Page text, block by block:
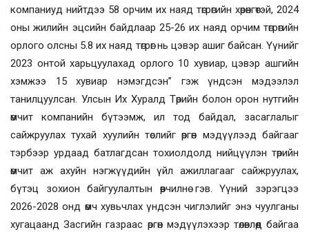
компаниуд нийтдээ 58 орчим их наяд төгрөгийн хөрөнгөтэй, 2024
оны жилийн эцсийн байдлаар 25-26 их наяд орчим төгрөгийн
орлого олсны 5.8 их наяд төгрөг нь цэвэр ашиг байсан. Үүнийг
2023 онтой харьцуулахад орлого 10 хувиар, цэвэр ашгийн
хэмжээ 15 хувиар нэмэгдсэн” гэж үндсэн мэдээлэл
танилцуулсан. Улсын Их Хуралд Төрийн болон орон нутгийн
өмчит компанийн бүтээмж, ил тод байдал, засаглалыг
сайжруулах тухай хуулийн төслийг өргөн мэдүүлээд байгааг
тэрбээр урдаад батлагдсан тохиолдолд нийцүүлэн төрийн
өмчит аж ахуйн нэгжүүдийн үйл ажиллагааг сайжруулах,
бүтэц зохион байгуулалтын өөрчилнө гэв. Үүний зэрэгцээ
2026-2028 онд өмч хувьчлах үндсэн чиглэлийг энэ чуулганы
хугацаанд Засгийн газраас өргөн мэдүүлэхээр төлөвлөөд байгаа